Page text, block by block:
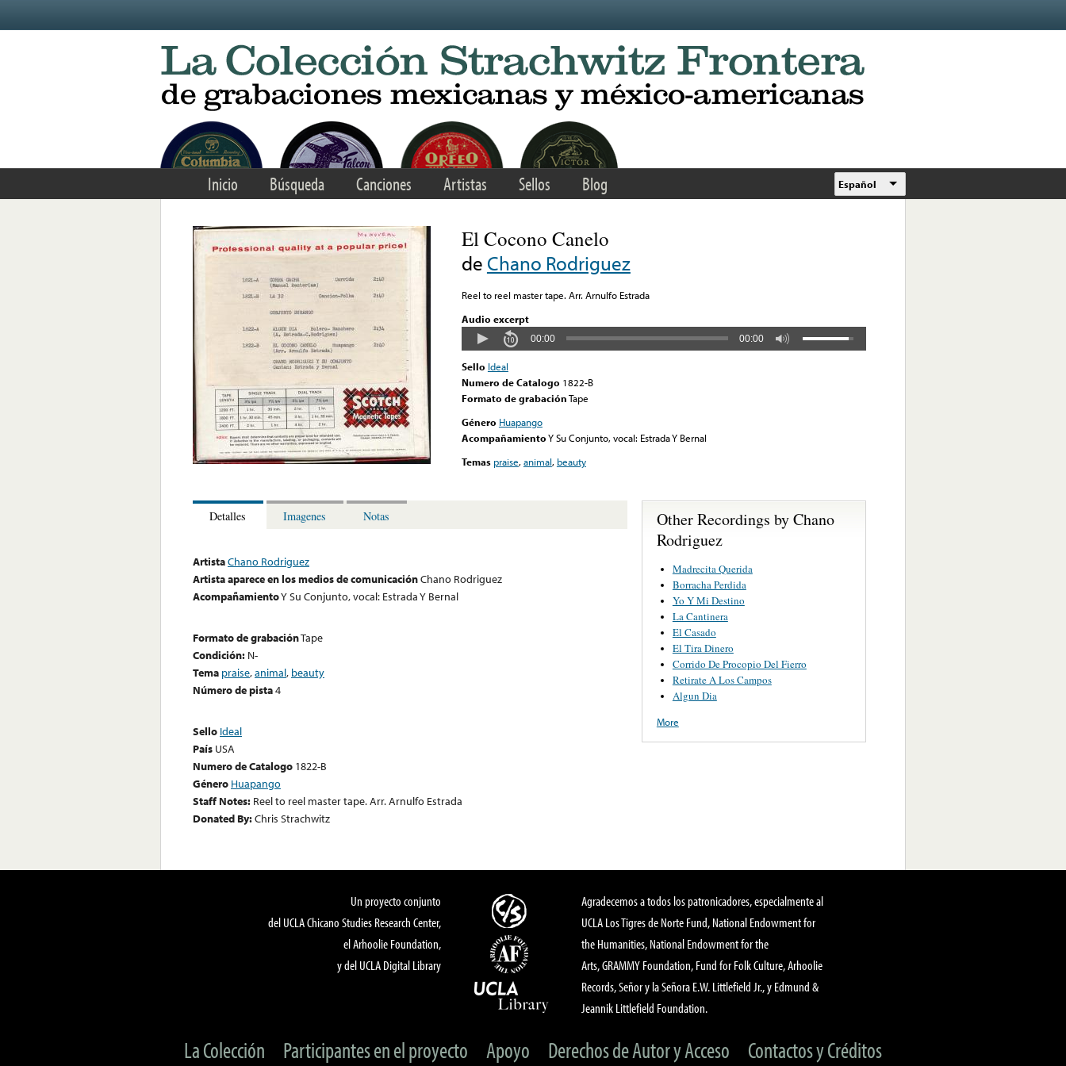
Inicio Búsqueda Canciones Artistas Sellos Blog Español
El Cocono Canelo
de Chano Rodriguez
Reel to reel master tape. Arr. Arnulfo Estrada
Audio excerpt
00:00 00:00
Sello Ideal
Numero de Catalogo 1822-B
Formato de grabaciónTape
Género Huapango
AcompañamientoY Su Conjunto, vocal: Estrada Y Bernal
Temas praise,animal, beauty
Detalles Imagenes Notas
ArtistaChano Rodriguez
Artista aparece en los medios de comunicaciónChano Rodriguez
AcompañamientoY Su Conjunto, vocal: Estrada Y Bernal
Formato de grabaciónTape
Condición: N-
Tema praise,animal, beauty
Número de pista4
Sello Ideal
País USA
Numero de Catalogo 1822-B
Género Huapango
Staff Notes: Reel to reel master tape. Arr. Arnulfo Estrada
Donated By:Chris Strachwitz
Other Recordings by Chano
Rodriguez
Madrecita Querida
Borracha Perdida
Yo Y Mi Destino
La Cantinera
El Casado
El Tira Dinero
Corrido De Procopio Del Fierro
Retirate A Los Campos
Algun Dia
More
Un proyecto conjunto
del UCLA Chicano Studies Research Center,
el Arhoolie Foundation,
y del UCLA Digital Library
Agradecemos a todos los patronicadores, especialmente al
UCLA Los Tigres de Norte Fund, National Endowment for
the Humanities, National Endowment for the
Arts, GRAMMY Foundation, Fund for Folk Culture, Arhoolie
Records, Señor y la Señora E.W. Littlefield Jr., y Edmund &
Jeannik Littlefield Foundation.
La Colección Participantes en el proyecto Apoyo Derechos de Autor y Acceso Contactos y Créditos